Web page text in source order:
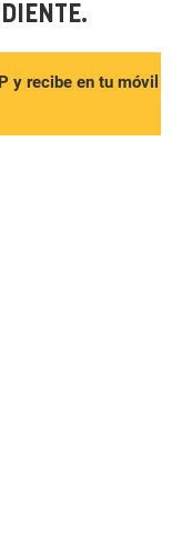
y recibe en tu móvil